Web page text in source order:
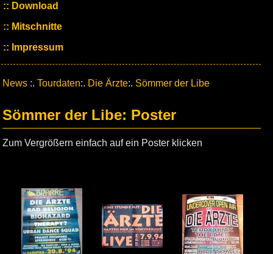
Download
Mitschnitte
Impressum
News :. Tourdaten:. Die Ärzte:. Sömmer der Libe
Sömmer der Libe: Poster
Zum Vergrößern einfach auf ein Poster klicken